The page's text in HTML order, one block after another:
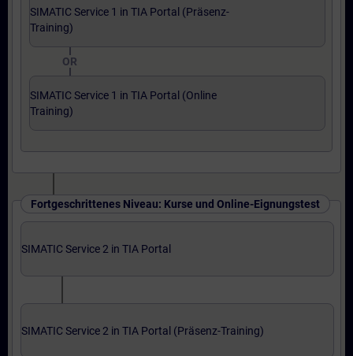
SIMATIC Service 1 in TIA Portal (Präsenz-
Training)
OR
SIMATIC Service 1 in TIA Portal (Online
Training)
Fortgeschrittenes Niveau: Kurse und Online-Eignungstest
SIMATIC Service 2 in TIA Portal
SIMATIC Service 2 in TIA Portal (Präsenz-Training)